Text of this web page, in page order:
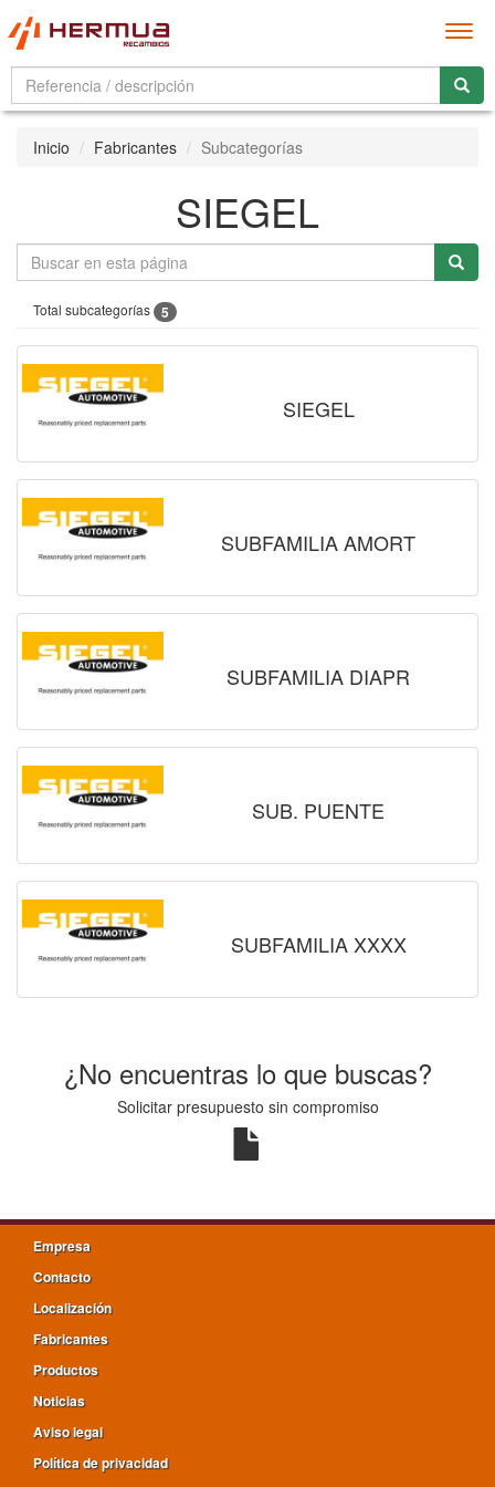
Inicio Fabricantes Subcategorías
SIEGEL
Total subcategorías 5
SIEGEL
SUBFAMILIA AMORT
SUBFAMILIA DIAPR
SUB. PUENTE
SUBFAMILIA XXXX
¿No encuentras lo que buscas?
Solicitar presupuesto sin compromiso
Empresa
Contacto
Localización
Fabricantes
Productos
Noticias
Aviso legal
Política de privacidad